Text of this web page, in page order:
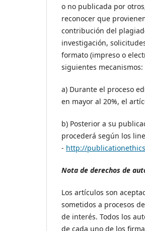
o no publicada por
reconocer que
contribución del
investigación,
formato (impreso o
siguientes mecanismos:
a) Durante el proceso
en mayor al 20%, el
b) Posterior a su
procederá según los
- http://
Nota de derechos de
Los artículos son
sometidos a procesos
de interés. Todos los
de cada uno de los